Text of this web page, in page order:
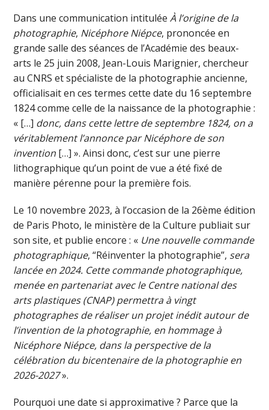
Dans une communication intituléeÀ l’origine de la
photographie, Nicéphore Niépce, prononcée en
grande salle des séances de l’Académie des beaux-
arts le 25 juin 2008, Jean-Louis Marignier, chercheur
au CNRS et spécialiste de la photographie ancienne,
officialisait en ces termes cette date du 16 septembre
1824 comme celle de la naissance de la photographie :
« […] donc, dans cette lettre de septembre 1824, on a
véritablement l’annonce par Nicéphore de son
invention […] ». Ainsi donc, c’est sur une pierre
lithographique qu’un point de vue a été fixé de
manière pérenne pour la première fois.
Le 10 novembre 2023, à l’occasion de la 26ème édition
de Paris Photo, le ministère de la Culture publiait sur
son site, et publie encore : « Une nouvelle commande
photographique, “Réinventer la photographie”, sera
lancée en 2024. Cette commande photographique,
menée en partenariat avec le Centre national des
arts plastiques (CNAP) permettra à vingt
photographes de réaliser un projet inédit autour de
l’invention de la photographie, en hommage à
Nicéphore Niépce, dans la perspective de la
célébration du bicentenaire de la photographie en
2026-2027».
Pourquoi une date si approximative ? Parce que la